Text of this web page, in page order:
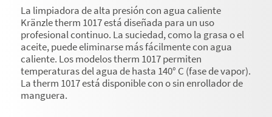
La limpiadora de alta presión con agua caliente
Kränzle therm 1017 está diseñada para un uso
profesional continuo. La suciedad, como la grasa o el
aceite, puede eliminarse más fácilmente con agua
caliente. Los modelos therm 1017 permiten
temperaturas del agua de hasta 140° C (fase de vapor).
La therm 1017 está disponible con o sin enrollador de
manguera.